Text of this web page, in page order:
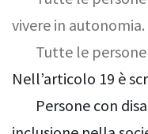
vivere in autonomia.
Tutte le
Nell’articolo 19 è
Persone con